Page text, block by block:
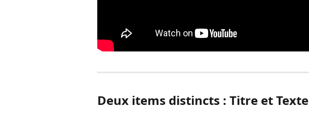
Deux items distincts : Titre et Texte